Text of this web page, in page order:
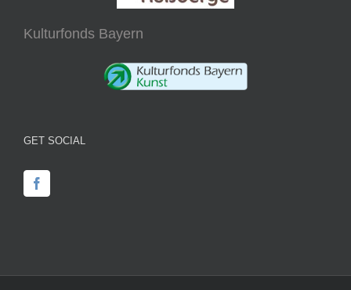
Kulturfonds Bayern
GET SOCIAL